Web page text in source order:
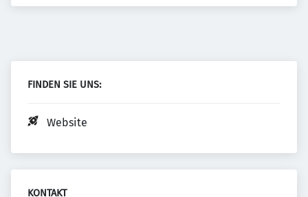
FINDEN SIE UNS:
Website
KONTAKT